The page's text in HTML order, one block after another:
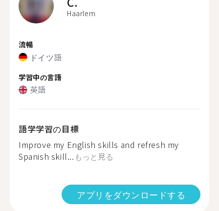
Haarlem
流暢
ドイツ語
学習中の言語
英語
語学学習の目標
Improve my English skills and refresh my
Spanish skill... もっと見る
アプリをダウンロードする